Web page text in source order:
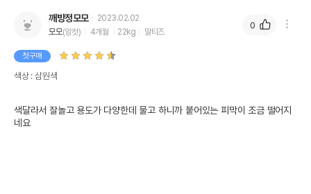
깨방정모모
2023.02.02
모모(암컷) 4개월 22kg 말티즈
첫구매
색상 : 삼원색
색달라서 잘놀고 용도가 다양한데 물고 하니까 붙어있는 피막이 조금 떨어지
네요
0